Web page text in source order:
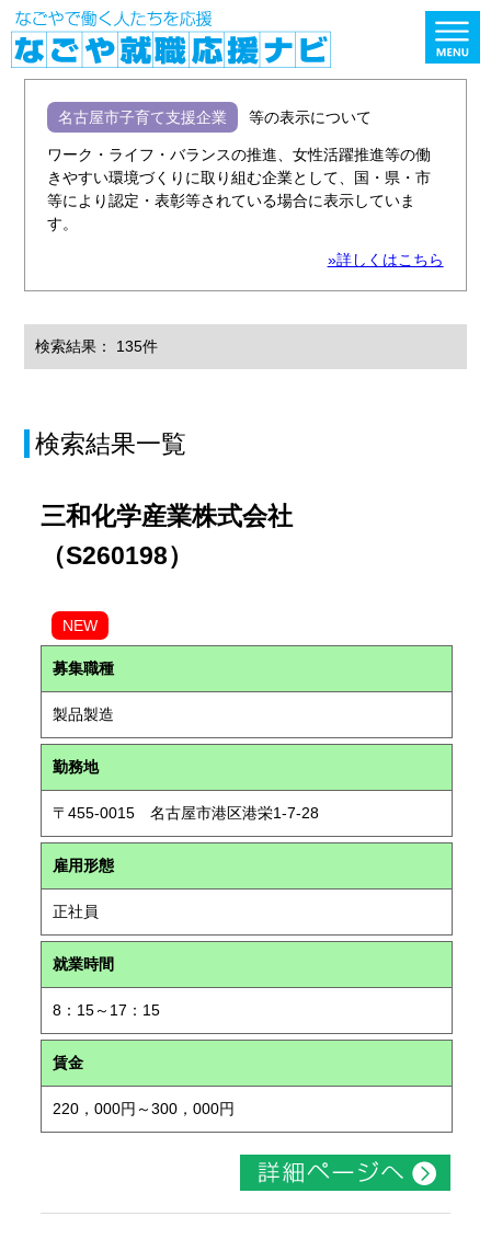
名古屋市子育て支援企業 等の表示について
ワーク・ライフ・バランスの推進、女性活躍推進等の働
きやすい環境づくりに取り組む企業として、国・県・市
等により認定・表彰等されている場合に表示していま
す。
»詳しくはこちら
検索結果： 135件
検索結果一覧
三和化学産業株式会社
（S260198）
NEW
募集職種
製品製造
勤務地
〒455-0015 名古屋市港区港栄1-7-28
雇用形態
正社員
就業時間
8：15～17：15
賃金
220，000円～300，000円